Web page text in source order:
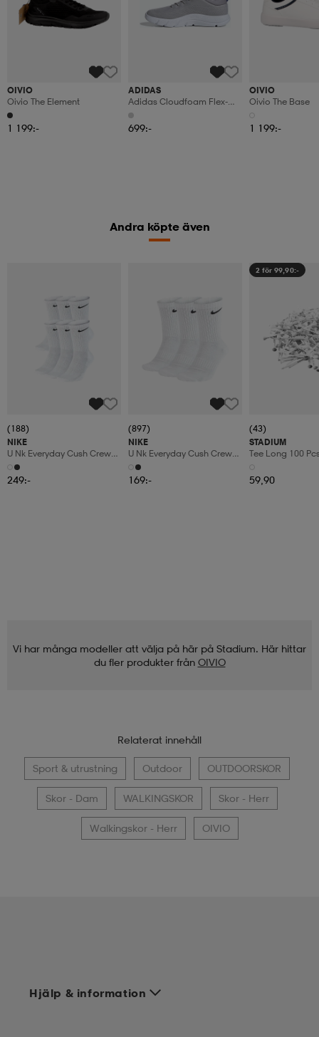
OIVIO
Oivio The Element
1 199:-
ADIDAS
Adidas Cloudfoam Flex-
Skor Med Elastiska Snören
699:-
OIVIO
Oivio The Base
1 199:-
Andra köpte även
(188)
NIKE
U Nk Everyday Cush Crew
6pr-Bd
249:-
(897)
NIKE
U Nk Everyday Cush Crew
3pr
169:-
2 för 99,90:-
(43)
STADIUM
Tee Long 100
59,90
Vi har många modeller att välja på här på Stadium. Här hittar
du fler produkter från OIVIO
Relaterat innehåll
Sport & utrustning Outdoor OUTDOORSKOR
Skor - Dam WALKINGSKOR Skor - Herr
Walkingskor - Herr OIVIO
Hjälp & information